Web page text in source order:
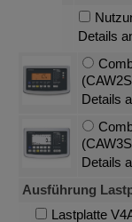
Details
Details
Details
Ausführung
Lastplatte